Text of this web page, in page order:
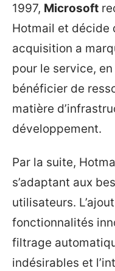
1997, Microsoft
Hotmail et décide
acquisition a
pour le service,
bénéficier de
matière
développement.
Par la suite,
s’adaptant aux
utilisateurs.
fonctionnalités
filtrage
indésirables et